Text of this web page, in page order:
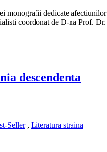
monografii dedicate
coordonat de D-na Prof.
descendenta
Seller, Literatura straina